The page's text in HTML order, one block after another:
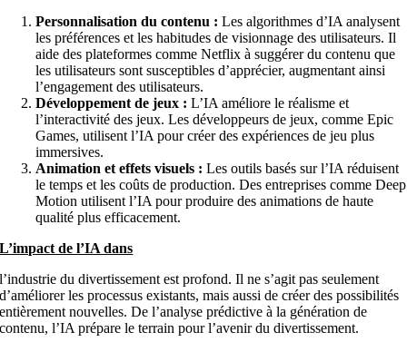
Personnalisation du contenu : Les algorithmes d’IA analysent
les préférences et les habitudes de visionnage des utilisateurs. Il
aide des plateformes comme Netflix à suggérer du contenu que
les utilisateurs sont susceptibles d’apprécier, augmentant ainsi
l’engagement des utilisateurs.
Développement de jeux : L’IA améliore le réalisme et
l’interactivité des jeux. Les développeurs de jeux, comme Epic
Games, utilisent l’IA pour créer des expériences de jeu plus
immersives.
Animation et effets visuels : Les outils basés sur l’IA réduisent
le temps et les coûts de production. Des entreprises comme Deep
Motion utilisent l’IA pour produire des animations de haute
qualité plus efficacement.
L’impact de l’IA dans
l’industrie du divertissement est profond. Il ne s’agit pas seulement
d’améliorer les processus existants, mais aussi de créer des possibilités
entièrement nouvelles. De l’analyse prédictive à la génération de
contenu, l’IA prépare le terrain pour l’avenir du divertissement.